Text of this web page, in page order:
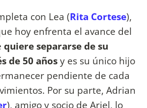
con Lea (Rita Cortese),
hoy enfrenta el avance del
quiere separarse de su
de 50 añosy es su único hijo
pendiente de cada
Por su parte, Adrian
), amigo y socio de Ariel, lo